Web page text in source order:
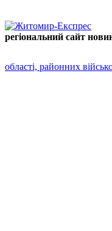
регіональний сайт
області, районних